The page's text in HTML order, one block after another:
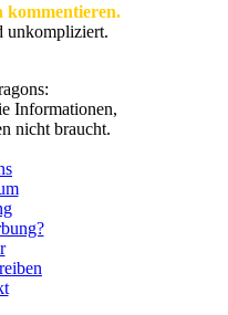
kommentieren.
unkompliziert.
Informationen,
nicht braucht.